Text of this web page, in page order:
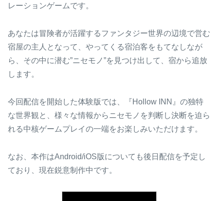
レーションゲームです。
あなたは冒険者が活躍するファンタジー世界の辺境で営む
宿屋の主人となって、やってくる宿泊客をもてなしなが
ら、その中に潜む”ニセモノ”を見つけ出して、宿から追放
します。
今回配信を開始した体験版では、『Hollow INN』の独特
な世界観と、様々な情報からニセモノを判断し決断を迫ら
れる中核ゲームプレイの一端をお楽しみいただけます。
なお、本作はAndroid/iOS版についても後日配信を予定し
ており、現在鋭意制作中です。